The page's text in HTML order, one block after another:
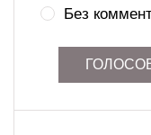
Без